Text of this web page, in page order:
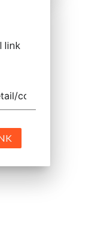
link